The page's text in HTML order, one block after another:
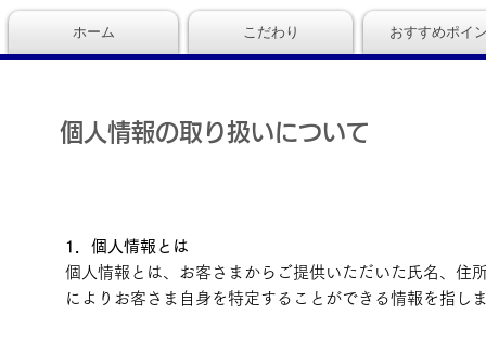
ホーム こだわり おすすめポイ
個人情報の取り扱いについて
1．個人情報とは
個人情報とは、お客さまからご提供いただいた氏名、住
によりお客さま自身を特定することができる情報を指し